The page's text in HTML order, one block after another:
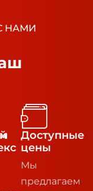
НАМИ
Доступные
цены
Мы
предлагаем